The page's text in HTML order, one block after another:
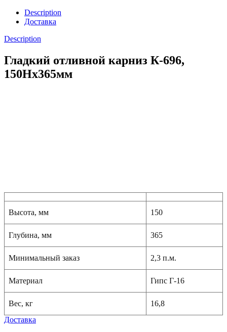
Description
Доставка
Description
Гладкий отливной карниз К-696,
150Нх365мм
Высота, мм 150
Глубина, мм 365
Минимальный заказ 2,3 п.м.
Материал Гипс Г-16
Вес, кг
16,8
Доставка